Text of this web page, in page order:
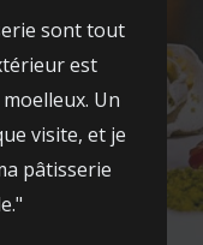
sont tout
est
Un
visite, et je
pâtisserie